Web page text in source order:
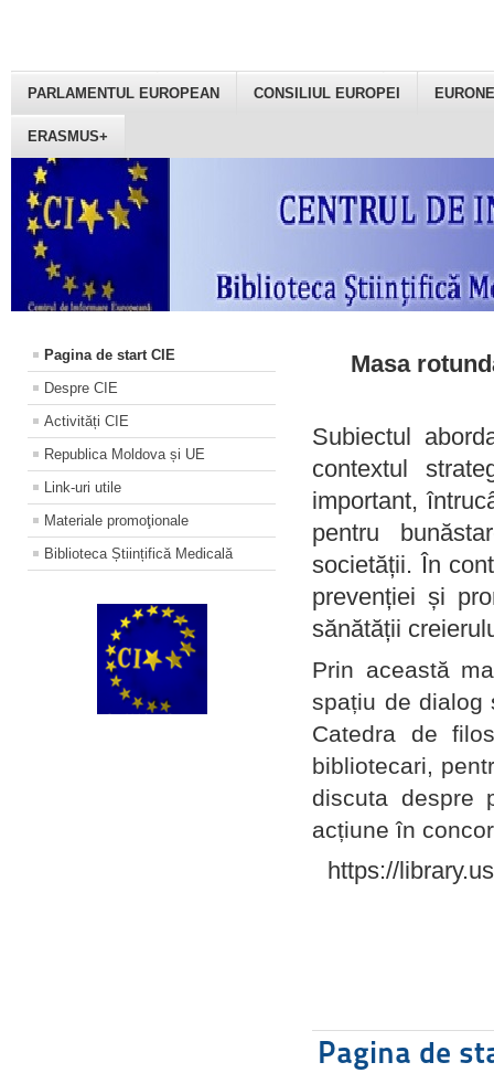
PARLAMENTUL EUROPEAN CONSILIUL EUROPEI
ERASMUS+
Pagina de start CIE
Despre CIE
Activități CIE
Republica Moldova și UE
Link-uri utile
Materiale promoţionale
Biblioteca Științifică Medicală
Masa
Subiectul
contextul
important,
pentru
societății. În
prevenției și
sănătății
Prin această
spațiu de dialog
Catedra de
bibliotecari,
discuta despre
acțiune în
https://
Pagina de